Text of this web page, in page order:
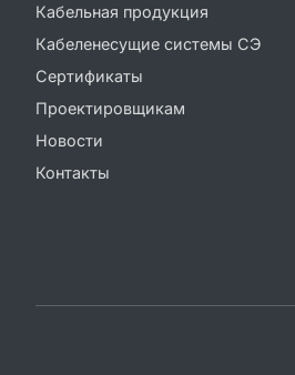
Кабельная продукция
Кабеленесущие системы СЭ
Сертификаты
Проектировщикам
Новости
Контакты